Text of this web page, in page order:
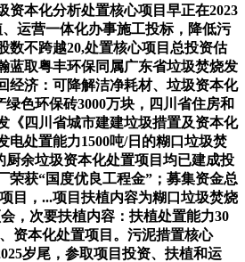
资本化分析处置核心项目早正在2023
运营一体化办事施工投标，降低污
数不跨越20,处置核心项目总投资估
蓝取粤丰环保同属广东省垃圾焚烧发
经济：可降解洁净耗材、垃圾资本化
色环保砖3000万块，四川省住房和
《四川省城市建建垃圾措置及资本化
电处置能力1500吨/日的糊口垃圾焚
厨余垃圾资本化处置项目均已建成投
荣获“国度优良工程金”；募集资金总
目，...项目扶植内容为糊口垃圾焚烧
，次要扶植内容：扶植处置能力30
资本化处置项目。污泥措置核心
岁尾，参取项目投资、扶植和运